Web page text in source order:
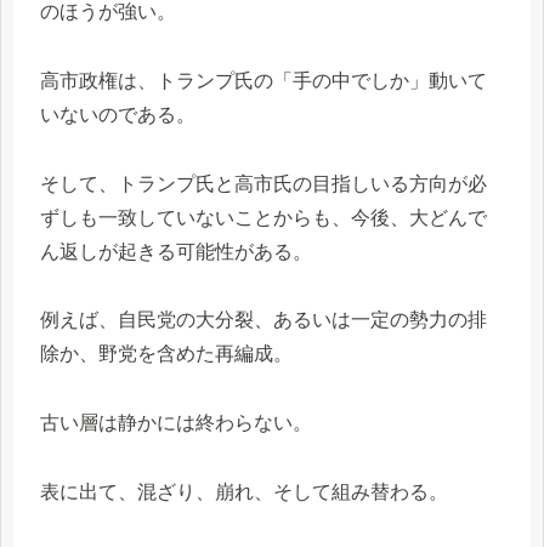
のほうが強い。
高市政権は、トランプ氏の「手の中でしか」動いて
いないのである。
そして、トランプ氏と高市氏の目指しいる方向が必
ずしも一致していないことからも、今後、大どんで
ん返しが起きる可能性がある。
例えば、自民党の大分裂、あるいは一定の勢力の排
除か、野党を含めた再編成。
古い層は静かには終わらない。
表に出て、混ざり、崩れ、そして組み替わる。